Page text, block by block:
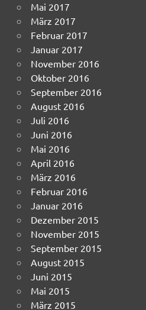
Mai 2017
März 2017
Februar 2017
Januar 2017
November 2016
Oktober 2016
September 2016
August 2016
Juli 2016
Juni 2016
Mai 2016
April 2016
März 2016
Februar 2016
Januar 2016
Dezember 2015
November 2015
September 2015
August 2015
Juni 2015
Mai 2015
März 2015